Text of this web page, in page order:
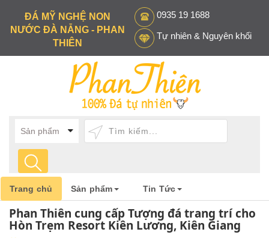
ĐÁ MỸ NGHỆ NON
NƯỚC ĐÀ NẴNG - PHAN
THIÊN
0935 19 1688
Tự nhiên & Nguyên khối
Trang chủ Sản phẩm Tin Tức
Phan Thiên cung cấp Tượng đá trang trí cho
Hòn Trẹm Resort Kiên Lương, Kiên Giang